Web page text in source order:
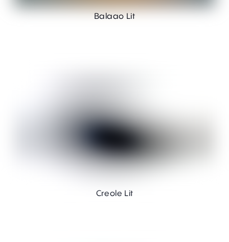
Balaao Lit
Creole Lit